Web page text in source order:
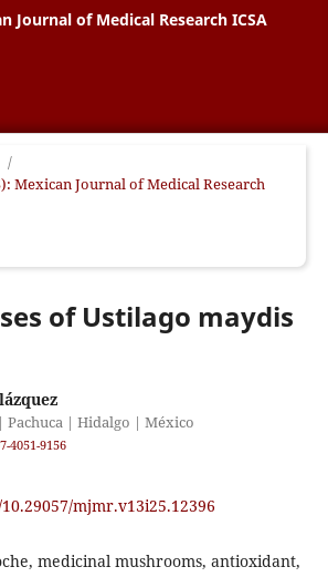
Journal of Medical Research ICSA
/
Mexican Journal of Medical Research
of Ustilago maydis
| Hidalgo | México
4051-9156
mjmr.v13i25.12396
medicinal mushrooms, antioxidant,